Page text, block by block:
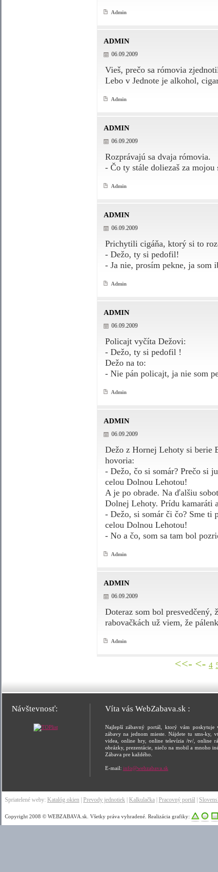
Admin
ADMIN
06.09.2009
Vieš, prečo sa rómovia
Lebo v Jednote je alkohol,
Admin
ADMIN
06.09.2009
Rozprávajú sa dvaja rómovia.
- Čo ty stále doliezaš za mojou
Admin
ADMIN
06.09.2009
Prichytili cigáňa, ktorý si to
- Dežo, ty si pedofil!
- Ja nie, prosím pekne, ja som
Admin
ADMIN
06.09.2009
Policajt vyčíta Dežovi:
- Dežo, ty si pedofil !
Dežo na to:
- Nie pán policajt, ja nie som
Admin
ADMIN
06.09.2009
Dežo z Hornej Lehoty si berie
hovoria:
- Dežo, čo si somár? Prečo si
celou Dolnou Lehotou!
A je po obrade. Na ďalšiu
Dolnej Lehoty. Prídu kamaráti
- Dežo, si somár či čo? Sme ti
celou Dolnou Lehotou!
- No a čo, som sa tam bol
Admin
ADMIN
06.09.2009
Doteraz som bol presvedčený,
rabovačkách už viem, že
Admin
<<- <- 4
Návštevnosť: Víta vás WebZabava.sk :
Najlepší zábavný portál, ktorý vám poskytuje
zábavy na jednom mieste. Nájdete tu sms-ky,
videa, online hry, online televízia /tv/, online
obrázky, prezentácie, niečo na mobil a mnoho
Zábava pre každého.
E-mail: info@webzabava.sk
Spriatelené weby: Katalóg okien Prevody jednotiek Kalkulačka Pracovný portál
Copyright 2008 © WEBZABAVA.sk. Všetky práva vyhradené. Realizácia grafiky: